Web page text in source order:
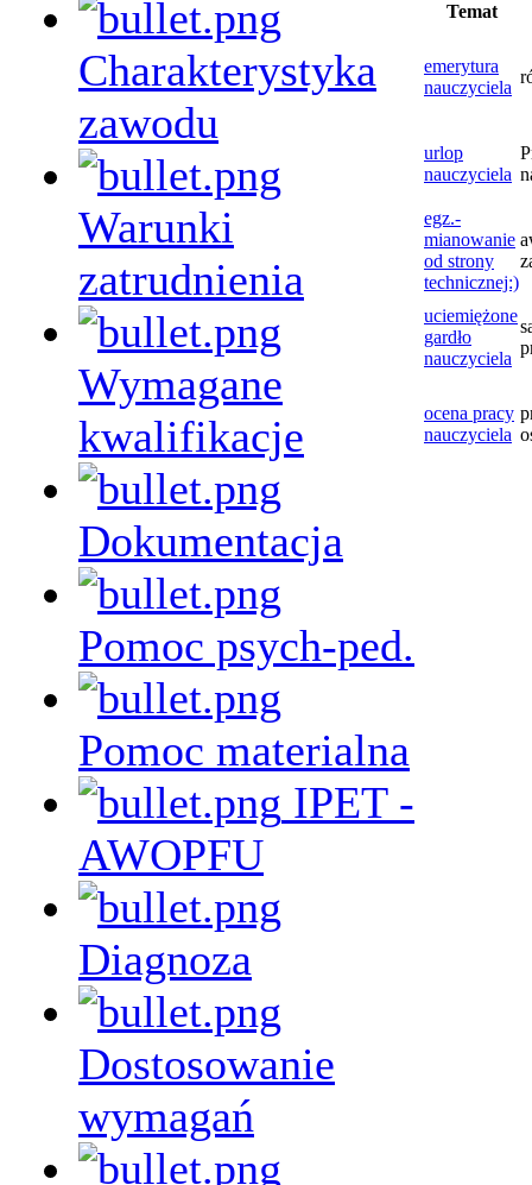
Charakterystyka
zawodu
Warunki
zatrudnienia
Wymagane
kwalifikacje
Dokumentacja
Pomoc psych-ped.
Pomoc materialna
IPET -
AWOPFU
Diagnoza
Dostosowanie
wymagań
Temat
emerytura
nauczyciela
urlop
nauczyciela
egz.-
mianowanie
od strony
technicznej:)
uciemiężone
gardło
nauczyciela
ocena pracy
nauczyciela